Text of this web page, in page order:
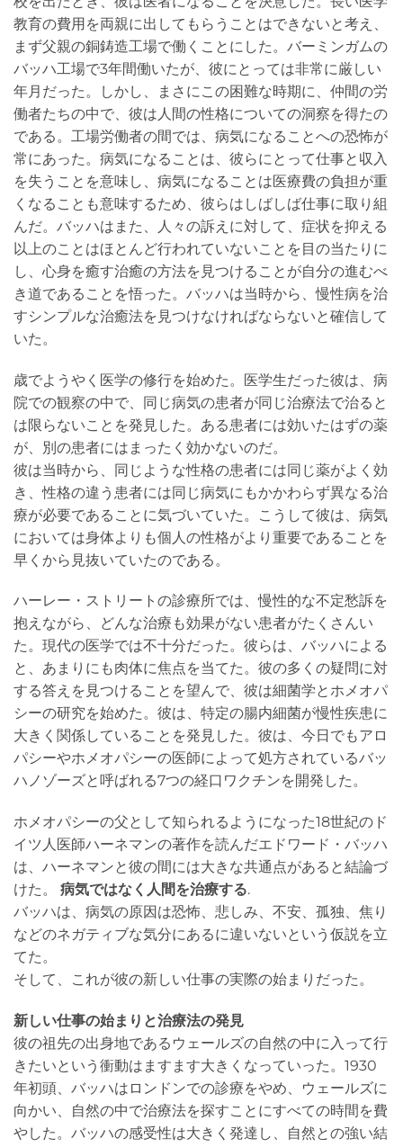
教育の費用を両親に出してもらうことはできないと考え、
まず父親の銅鋳造工場で働くことにした。バーミンガムの
バッハ工場で3年間働いたが、彼にとっては非常に厳しい
年月だった。しかし、まさにこの困難な時期に、仲間の労
働者たちの中で、彼は人間の性格についての洞察を得たの
である。工場労働者の間では、病気になることへの恐怖が
常にあった。病気になることは、彼らにとって仕事と収入
を失うことを意味し、病気になることは医療費の負担が重
くなることも意味するため、彼らはしばしば仕事に取り組
んだ。バッハはまた、人々の訴えに対して、症状を抑える
以上のことはほとんど行われていないことを目の当たりに
し、心身を癒す治癒の方法を見つけることが自分の進むべ
き道であることを悟った。バッハは当時から、慢性病を治
すシンプルな治癒法を見つけなければならないと確信して
いた。
歳でようやく医学の修行を始めた。医学生だった彼は、病
院での観察の中で、同じ病気の患者が同じ治療法で治ると
は限らないことを発見した。ある患者には効いたはずの薬
が、別の患者にはまったく効かないのだ。
彼は当時から、同じような性格の患者には同じ薬がよく効
き、性格の違う患者には同じ病気にもかかわらず異なる治
療が必要であることに気づいていた。こうして彼は、病気
においては身体よりも個人の性格がより重要であることを
早くから見抜いていたのである。
ハーレー・ストリートの診療所では、慢性的な不定愁訴を
抱えながら、どんな治療も効果がない患者がたくさんい
た。現代の医学では不十分だった。彼らは、バッハによる
と、あまりにも肉体に焦点を当てた。彼の多くの疑問に対
する答えを見つけることを望んで、彼は細菌学とホメオパ
シーの研究を始めた。彼は、特定の腸内細菌が慢性疾患に
大きく関係していることを発見した。彼は、今日でもアロ
パシーやホメオパシーの医師によって処方されているバッ
ハノゾーズと呼ばれる7つの経口ワクチンを開発した。
ホメオパシーの父として知られるようになった18世紀のド
イツ人医師ハーネマンの著作を読んだエドワード・バッハ
は、ハーネマンと彼の間には大きな共通点があると結論づ
けた。 病気ではなく人間を治療する.
バッハは、病気の原因は恐怖、悲しみ、不安、孤独、焦り
などのネガティブな気分にあるに違いないという仮説を立
てた。
そして、これが彼の新しい仕事の実際の始まりだった。
新しい仕事の始まりと治療法の発見
彼の祖先の出身地であるウェールズの自然の中に入って行
きたいという衝動はますます大きくなっていった。1930
年初頭、バッハはロンドンでの診療をやめ、ウェールズに
向かい、自然の中で治療法を探すことにすべての時間を費
やした。バッハの感受性は大きく発達し、自然との強い結